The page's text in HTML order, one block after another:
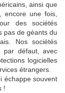
ainsi que
encore une fois,
des sociétés
pas de géants du
Nos sociétés
par défaut, avec
logicielles
étrangers.
échappe souvent
!